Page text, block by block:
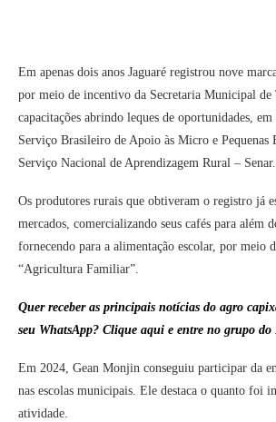
Em apenas dois anos Jaguaré registrou nove
por meio de incentivo da Secretaria Municipal de
capacitações abrindo leques de oportunidades,
Serviço Brasileiro de Apoio às Micro e Pequenas
Serviço Nacional de Aprendizagem Rural –
Os produtores rurais que obtiveram o registro já
mercados, comercializando seus cafés para além
fornecendo para a alimentação escolar, por meio
“Agricultura Familiar”.
Quer receber as principais notícias do agro
seu WhatsApp? Clique aqui e entre no grupo
Em 2024, Gean Monjin conseguiu participar da
nas escolas municipais. Ele destaca o quanto foi
atividade.